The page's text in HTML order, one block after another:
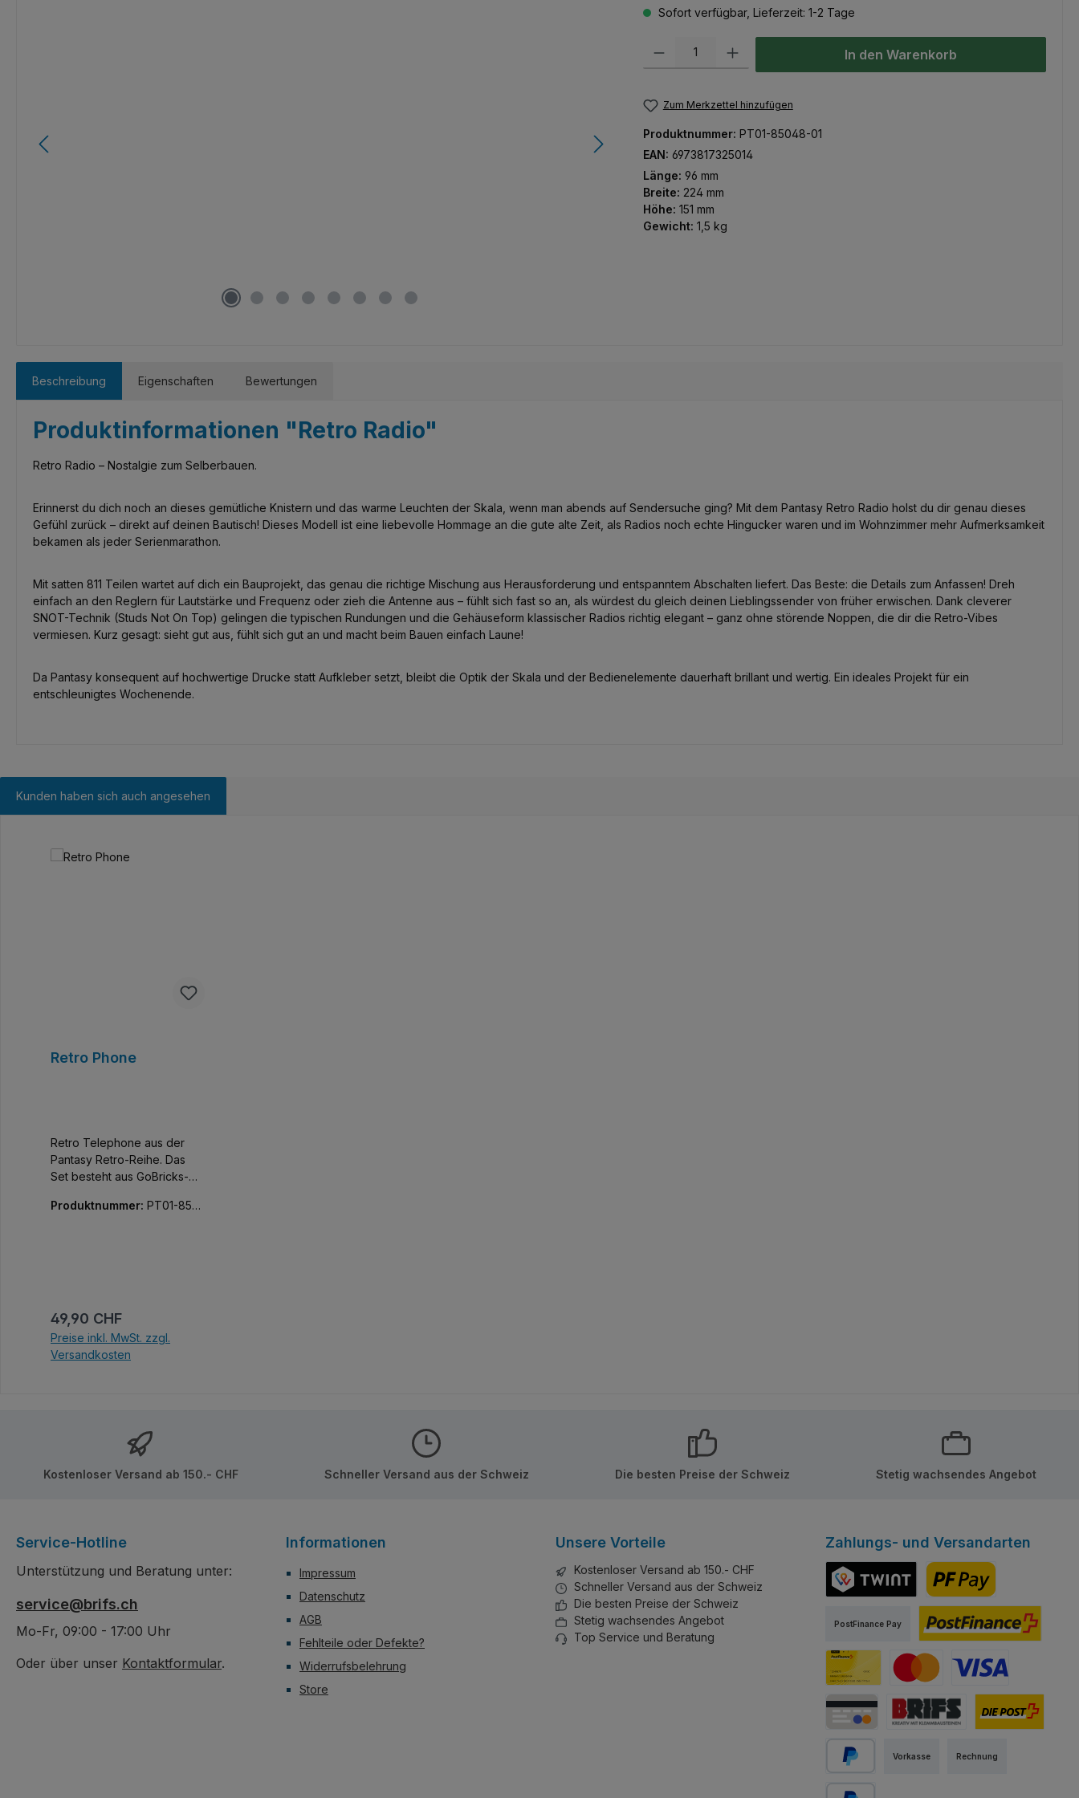
Sofort verfügbar, Lieferzeit: 1-2 Tage
Produkt Anzahl: Gib den gewünschten Wert ein oder benutze die Schaltflächen
In den Warenkorb
Zum Merkzettel hinzufügen
Produktnummer: PT01-85048-01
EAN: 6973817325014
Länge: 96 mm
Breite: 224 mm
Höhe: 151 mm
Gewicht: 1,5 kg
Beschreibung Eigenschaften Bewertungen
Produktinformationen "Retro Radio"
Retro Radio – Nostalgie zum Selberbauen.
Erinnerst du dich noch an dieses gemütliche Knistern und das warme Leuchten der Skala, wenn man abends auf Sendersuche ging? Mit dem Pantasy Retro Radio holst du dir genau dieses
Gefühl zurück – direkt auf deinen Bautisch! Dieses Modell ist eine liebevolle Hommage an die gute alte Zeit, als Radios noch echte Hingucker waren und im Wohnzimmer mehr Aufmerksamkeit
bekamen als jeder Serienmarathon.
Mit satten 811 Teilen wartet auf dich ein Bauprojekt, das genau die richtige Mischung aus Herausforderung und entspanntem Abschalten liefert. Das Beste: die Details zum Anfassen! Dreh
einfach an den Reglern für Lautstärke und Frequenz oder zieh die Antenne aus – fühlt sich fast so an, als würdest du gleich deinen Lieblingssender von früher erwischen. Dank cleverer
SNOT-Technik (Studs Not On Top) gelingen die typischen Rundungen und die Gehäuseform klassischer Radios richtig elegant – ganz ohne störende Noppen, die dir die Retro-Vibes
vermiesen. Kurz gesagt: sieht gut aus, fühlt sich gut an und macht beim Bauen einfach Laune!
Da Pantasy konsequent auf hochwertige Drucke statt Aufkleber setzt, bleibt die Optik der Skala und der Bedienelemente dauerhaft brillant und wertig. Ein ideales Projekt für ein
entschleunigtes Wochenende.
Kunden haben sich auch angesehen
Retro Phone
Retro Telephone aus der
Pantasy Retro-Reihe. Das
Set besteht aus GoBricks-
Drucke im
Produktnummer: PT01-8501
Regulärer Preis:
49,90 CHF
Preise inkl. MwSt. zzgl.
Versandkosten
Kostenloser Versand ab 150.- CHF Schneller Versand aus der Schweiz Die besten Preise der Schweiz Stetig wachsendes Angebot
Service-Hotline
Unterstützung und Beratung unter:
service@brifs.ch
Mo-Fr, 09:00 - 17:00 Uhr
Oder über unser Kontaktformular.
Informationen
Impressum
Datenschutz
AGB
Fehlteile oder Defekte?
Widerrufsbelehrung
Store
Unsere Vorteile
Kostenloser Versand ab 150.- CHF
Schneller Versand aus der Schweiz
Die besten Preise der Schweiz
Stetig wachsendes Angebot
Top Service und Beratung
Zahlungs- und Versandarten
PostFinance Pay
PostFinance Pay
Vorkasse Rechnung